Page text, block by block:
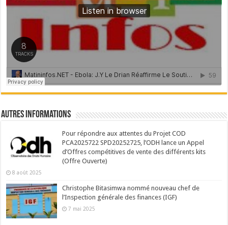
Autres Informations
Pour répondre aux attentes du Projet COD
PCA2025722 SPD20252725, l’ODH lance un Appel
d’Offres compétitives de vente des différents kits
(Offre Ouverte)
8 août 2025
Christophe Bitasimwa nommé nouveau chef de
l’Inspection générale des finances (IGF)
7 mai 2025